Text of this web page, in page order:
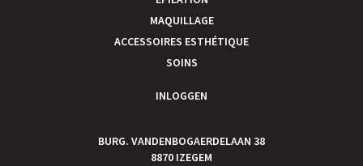
MAQUILLAGE
ACCESSOIRES ESTHÉTIQUE
SOINS
INLOGGEN
BURG. VANDENBOGAERDELAAN 38
8870 IZEGEM